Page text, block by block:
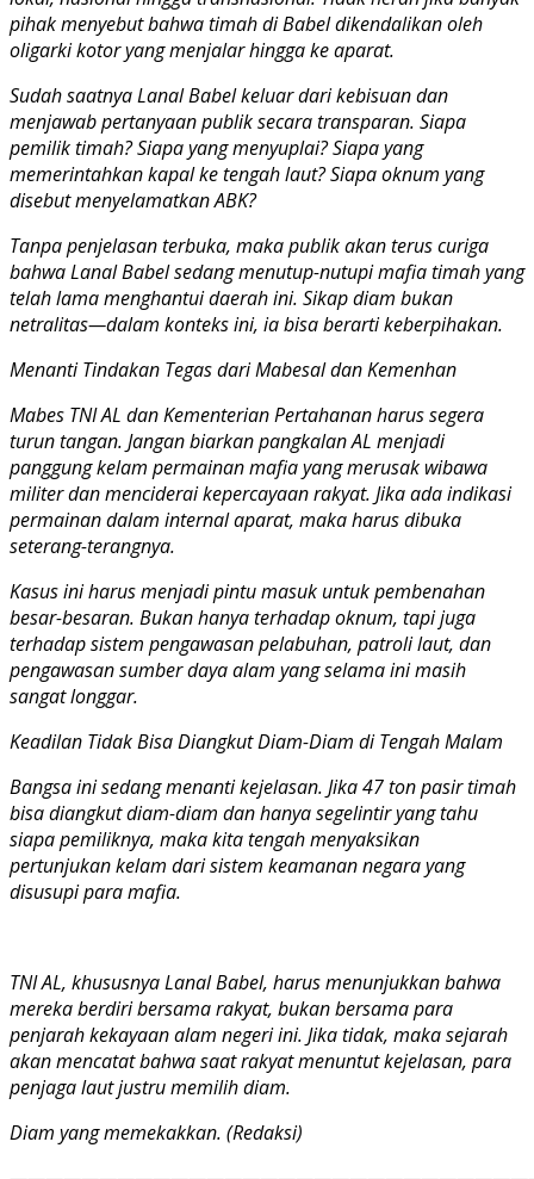
pihak menyebut bahwa timah di Babel dikendalikan oleh
oligarki kotor yang menjalar hingga ke aparat.
Sudah saatnya Lanal Babel keluar dari kebisuan dan
menjawab pertanyaan publik secara transparan. Siapa
pemilik timah? Siapa yang menyuplai? Siapa yang
memerintahkan kapal ke tengah laut? Siapa oknum yang
disebut menyelamatkan ABK?
Tanpa penjelasan terbuka, maka publik akan terus curiga
bahwa Lanal Babel sedang menutup-nutupi mafia timah yang
telah lama menghantui daerah ini. Sikap diam bukan
netralitas—dalam konteks ini, ia bisa berarti keberpihakan.
Menanti Tindakan Tegas dari Mabesal dan Kemenhan
Mabes TNI AL dan Kementerian Pertahanan harus segera
turun tangan. Jangan biarkan pangkalan AL menjadi
panggung kelam permainan mafia yang merusak wibawa
militer dan menciderai kepercayaan rakyat. Jika ada indikasi
permainan dalam internal aparat, maka harus dibuka
seterang-terangnya.
Kasus ini harus menjadi pintu masuk untuk pembenahan
besar-besaran. Bukan hanya terhadap oknum, tapi juga
terhadap sistem pengawasan pelabuhan, patroli laut, dan
pengawasan sumber daya alam yang selama ini masih
sangat longgar.
Keadilan Tidak Bisa Diangkut Diam-Diam di Tengah Malam
Bangsa ini sedang menanti kejelasan. Jika 47 ton pasir timah
bisa diangkut diam-diam dan hanya segelintir yang tahu
siapa pemiliknya, maka kita tengah menyaksikan
pertunjukan kelam dari sistem keamanan negara yang
disusupi para mafia.
TNI AL, khususnya Lanal Babel, harus menunjukkan bahwa
mereka berdiri bersama rakyat, bukan bersama para
penjarah kekayaan alam negeri ini. Jika tidak, maka sejarah
akan mencatat bahwa saat rakyat menuntut kejelasan, para
penjaga laut justru memilih diam.
Diam yang memekakkan. (Redaksi)